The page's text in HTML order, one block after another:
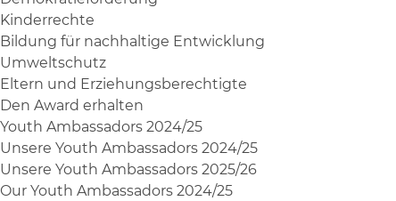
Kinderrechte
Bildung für nachhaltige Entwicklung
Umweltschutz
Eltern und Erziehungsberechtigte
Den Award erhalten
Youth Ambassadors 2024/25
Unsere Youth Ambassadors 2024/25
Unsere Youth Ambassadors 2025/26
Our Youth Ambassadors 2024/25